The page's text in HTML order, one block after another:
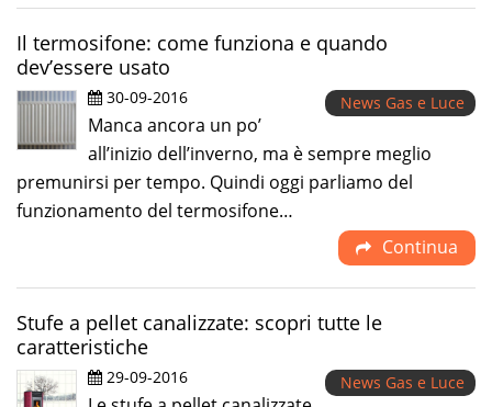
Il termosifone: come funziona e quando
dev’essere usato
30-09-2016 News Gas e Luce
Manca ancora un po’
all’inizio dell’inverno, ma è sempre meglio
premunirsi per tempo. Quindi oggi parliamo del
funzionamento del termosifone…
Continua
Stufe a pellet canalizzate: scopri tutte le
caratteristiche
29-09-2016 News Gas e Luce